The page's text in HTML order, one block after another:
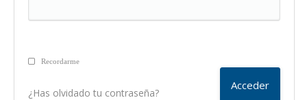
Recordarme
¿Has olvidado tu contraseña?